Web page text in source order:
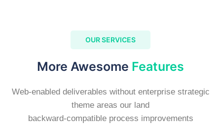
OUR SERVICES
More Awesome Features
Web-enabled deliverables without enterprise strategic
theme areas our land
backward-compatible process improvements